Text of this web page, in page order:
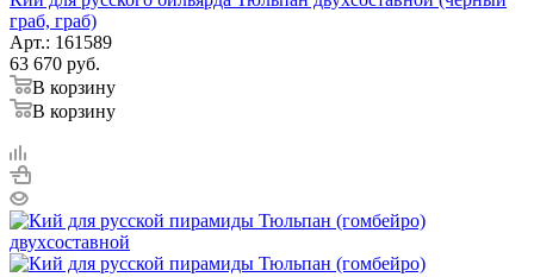
граб, граб)
Арт.: 161589
63 670 руб.
В корзину
В корзину